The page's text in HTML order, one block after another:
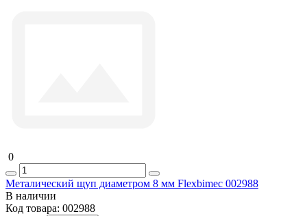
0
Металический щуп диаметром 8 мм Flexbimec 002988
В наличии
Код товара: 002988